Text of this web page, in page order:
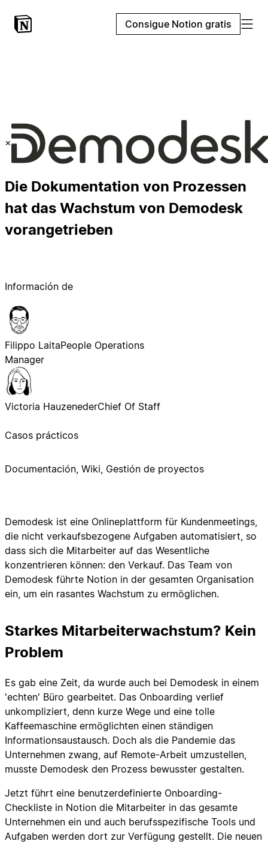
Consigue Notion gratis
×
Die Dokumentation von Prozessen
hat das Wachstum von Demodesk
vorangetrieben
Demodesk ist eine Onlineplattform für Kundenmeetings,
die nicht verkaufsbezogene Aufgaben automatisiert, so
dass sich die Mitarbeiter auf das Wesentliche
konzentrieren können: den Verkauf. Das Team von
Demodesk führte Notion in der gesamten Organisation
ein, um ein rasantes Wachstum zu ermöglichen.
Starkes Mitarbeiterwachstum? Kein
Problem
Es gab eine Zeit, da wurde auch bei Demodesk in einem
'echten' Büro gearbeitet. Das Onboarding verlief
unkompliziert, denn kurze Wege und eine tolle
Kaffeemaschine ermöglichten einen ständigen
Informationsaustausch. Doch als die Pandemie das
Unternehmen zwang, auf Remote-Arbeit umzustellen,
musste Demodesk den Prozess bewusster gestalten.
Jetzt führt eine benutzerdefinierte Onboarding-
Checkliste in Notion die Mitarbeiter in das gesamte
Unternehmen ein und auch berufsspezifische Tools und
Aufgaben werden dort zur Verfügung gestellt. Die neuen
Información de
Filippo LaitaPeople Operations
Manager
Victoria HauzenederChief Of Staff
Casos prácticos
Documentación, Wiki, Gestión de proyectos